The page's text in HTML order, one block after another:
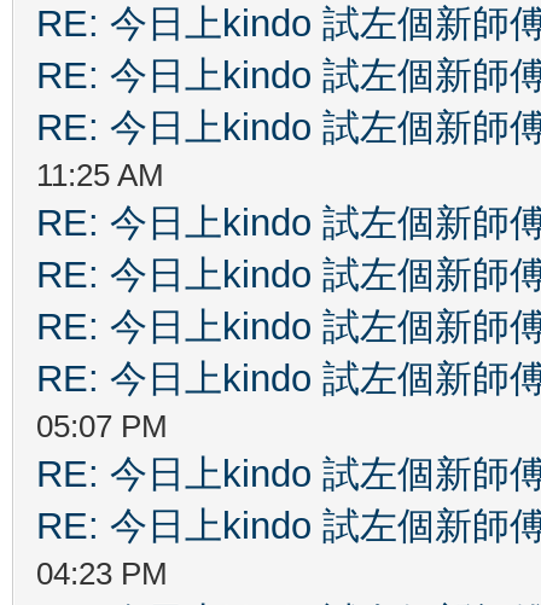
RE: 今日上kindo 試左個新師
RE: 今日上kindo 試左個新師
RE: 今日上kindo 試左個新師
11:25 AM
RE: 今日上kindo 試左個新師
RE: 今日上kindo 試左個新師
RE: 今日上kindo 試左個新師
RE: 今日上kindo 試左個新師
05:07 PM
RE: 今日上kindo 試左個新師
RE: 今日上kindo 試左個新師
04:23 PM